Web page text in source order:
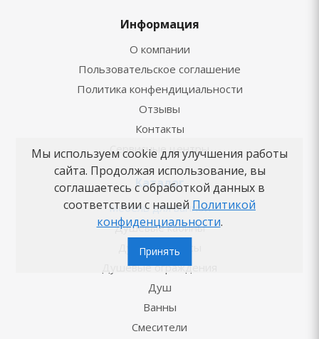
Информация
О компании
Пользовательское соглашение
Политика конфендициальности
Отзывы
Контакты
Сервисные центры
Каталог
Мебель для ванной
Душевые кабины
Душевые боксы
Душевые ограждения
Душ
Ванны
Смесители
Мы используем cookie для улучшения работы
сайта. Продолжая использование, вы
соглашаетесь с обработкой данных в
соответствии с нашей Политикой
конфиденциальности.
Принять